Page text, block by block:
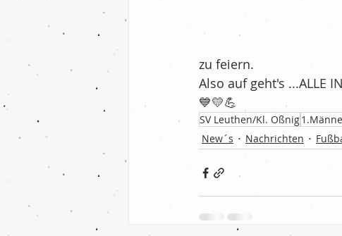
zu feiern.
Also auf geht's ...ALLE
💙💛💪
SV Leuthen/Kl. Oßnig
New´s
Nachrichten